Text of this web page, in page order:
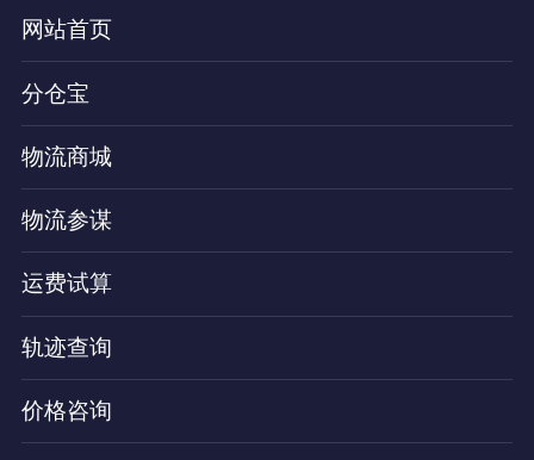
网站首页
分仓宝
物流商城
物流参谋
运费试算
轨迹查询
价格咨询